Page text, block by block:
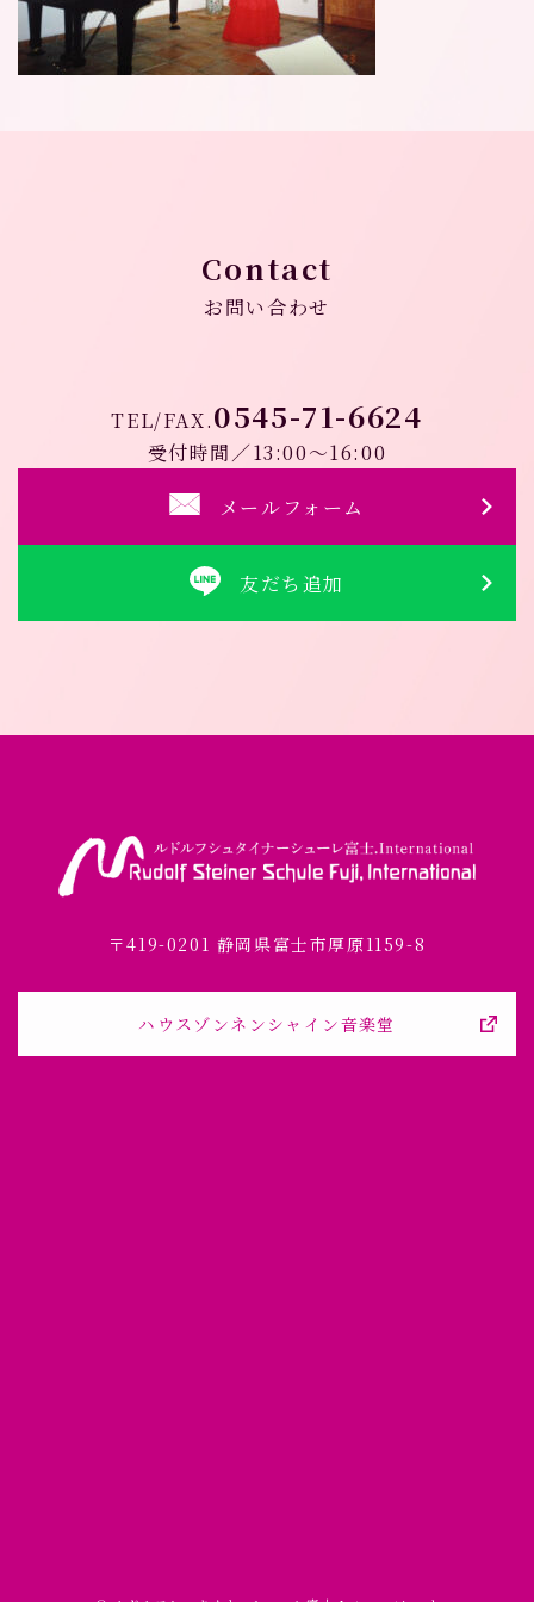
Contact
お問い合わせ
TEL/FAX.0545-71-6624
受付時間／13:00～16:00
メールフォーム
友だち追加
〒419-0201 静岡県富士市厚原1159-8
ハウスゾンネンシャイン音楽堂